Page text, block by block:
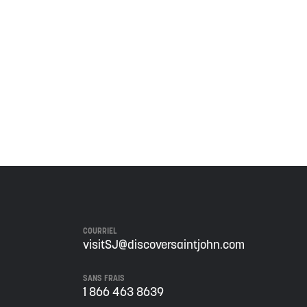
COURRIEL
visitSJ@discoversaintjohn.com
SANS FRAIS
1 866 463 8639